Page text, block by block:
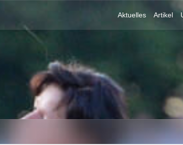
Aktuelles Artikel